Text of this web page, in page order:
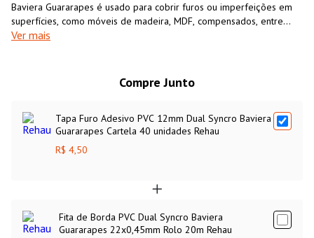
Baviera Guararapes é usado para cobrir furos ou imperfeições em
superfícies, como móveis de madeira, MDF, compensados, entre
outros. Projetado para ser aplicado diretamente sobre o furo ou a
proporcionando um acabamento limpo e uniforme.
Ver mais
Compre Junto
Tapa Furo Adesivo PVC 12mm Dual Syncro Baviera
Guararapes Cartela 40 unidades Rehau
R$ 4,50
Fita de Borda PVC Dual Syncro Baviera
Guararapes 22x0,45mm Rolo 20m Rehau